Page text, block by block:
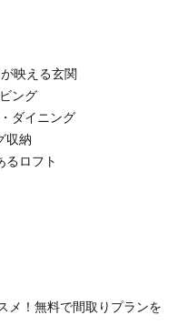
映える玄関
ング
ダイニング
収納
るロフト
メ！無料で間取りプランを